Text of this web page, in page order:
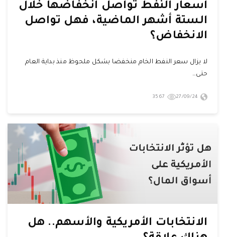
أسعار النفط تواصل انخفاضها خلال
الستة أشهر الماضية، فهل تواصل
الانخفاض؟
لا يزال سعر النفط الخام منخفضا بشكل ملحوظ منذ بداية العام
حتى…
27/09/24
3567
الانتخابات الأمريكية والأسهم.. هل